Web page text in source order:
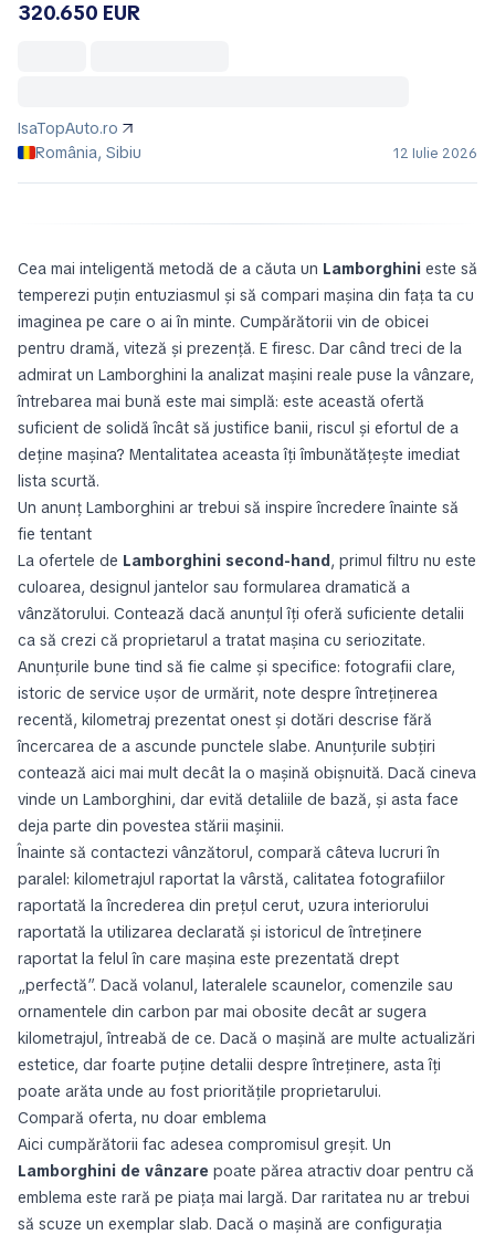
320.650 EUR
IsaTopAuto.ro
România, Sibiu
12 Iulie 2026
Cea mai inteligentă metodă de a căuta un Lamborghini este să
temperezi puțin entuziasmul și să compari mașina din fața ta cu
imaginea pe care o ai în minte. Cumpărătorii vin de obicei
pentru dramă, viteză și prezență. E firesc. Dar când treci de la
admirat un Lamborghini la analizat mașini reale puse la vânzare,
întrebarea mai bună este mai simplă: este această ofertă
suficient de solidă încât să justifice banii, riscul și efortul de a
deține mașina? Mentalitatea aceasta îți îmbunătățește imediat
lista scurtă.
Un anunț Lamborghini ar trebui să inspire încredere înainte să
fie tentant
La ofertele de Lamborghini second-hand, primul filtru nu este
culoarea, designul jantelor sau formularea dramatică a
vânzătorului. Contează dacă anunțul îți oferă suficiente detalii
ca să crezi că proprietarul a tratat mașina cu seriozitate.
Anunțurile bune tind să fie calme și specifice: fotografii clare,
istoric de service ușor de urmărit, note despre întreținerea
recentă, kilometraj prezentat onest și dotări descrise fără
încercarea de a ascunde punctele slabe. Anunțurile subțiri
contează aici mai mult decât la o mașină obișnuită. Dacă cineva
vinde un Lamborghini, dar evită detaliile de bază, și asta face
deja parte din povestea stării mașinii.
Înainte să contactezi vânzătorul, compară câteva lucruri în
paralel: kilometrajul raportat la vârstă, calitatea fotografiilor
raportată la încrederea din prețul cerut, uzura interiorului
raportată la utilizarea declarată și istoricul de întreținere
raportat la felul în care mașina este prezentată drept
„perfectă”. Dacă volanul, lateralele scaunelor, comenzile sau
ornamentele din carbon par mai obosite decât ar sugera
kilometrajul, întreabă de ce. Dacă o mașină are multe actualizări
estetice, dar foarte puține detalii despre întreținere, asta îți
poate arăta unde au fost prioritățile proprietarului.
Compară oferta, nu doar emblema
Aici cumpărătorii fac adesea compromisul greșit. Un
Lamborghini de vânzare poate părea atractiv doar pentru că
emblema este rară pe piața mai largă. Dar raritatea nu ar trebui
să scuze un exemplar slab. Dacă o mașină are configurația